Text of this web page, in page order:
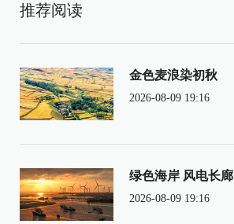
推荐阅读
金色麦浪染初秋
2026-08-09 19:16
绿色海岸 风电长廊
2026-08-09 19:16